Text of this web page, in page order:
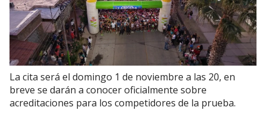
La cita será el domingo 1 de noviembre a las 20, en
breve se darán a conocer oficialmente sobre
acreditaciones para los competidores de la prueba.